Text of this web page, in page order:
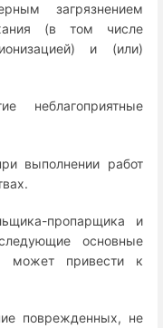
загрязнением
(в том числе
и (или)
неблагоприятные
выполнении работ
пропарщика и
основные
может привести к
поврежденных, не